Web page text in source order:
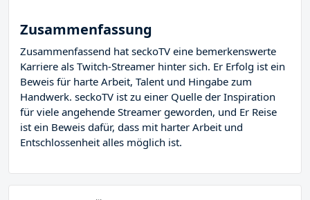
Zusammenfassung
Zusammenfassend hat seckoTV eine bemerkenswerte
Karriere als Twitch-Streamer hinter sich. Er Erfolg ist ein
Beweis für harte Arbeit, Talent und Hingabe zum
Handwerk. seckoTV ist zu einer Quelle der Inspiration
für viele angehende Streamer geworden, und Er Reise
ist ein Beweis dafür, dass mit harter Arbeit und
Entschlossenheit alles möglich ist.